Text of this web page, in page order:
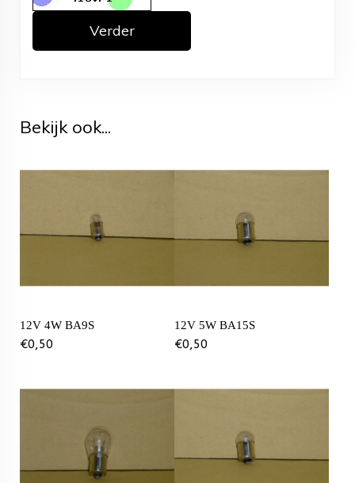
Verder
Bekijk ook...
12V 4W BA9S
€0,50
12V 5W BA15S
€0,50